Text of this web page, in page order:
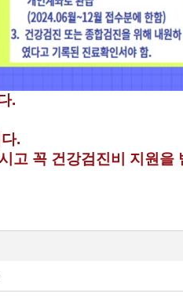
.
.
고 꼭 건강검진비 지원을